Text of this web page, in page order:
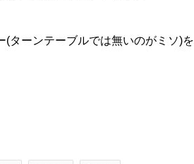
ターンテーブルでは無いのがミソ)を